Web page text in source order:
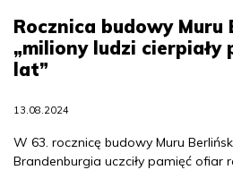
Rocznica budowy Muru
„miliony ludzi cierpiały
lat”
13.08.2024
W 63. rocznicę budowy Muru
Brandenburgia uczciły pamięć ofiar